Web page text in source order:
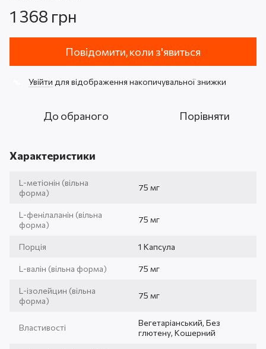
1 368 грн
Повідомити, коли з'явиться
Увійти для відображення накопичувальної знижки
До обраного Порівняти
Характеристики
L-метіонін (вільна
форма)
75 мг
L-фенілаланін (вільна
форма)
75 мг
Порція 1 Капсула
L-валін (вільна форма) 75 мг
L-ізолейцин (вільна
форма)
75 мг
Властивості
Вегетаріанський, Без
глютену, Кошерний